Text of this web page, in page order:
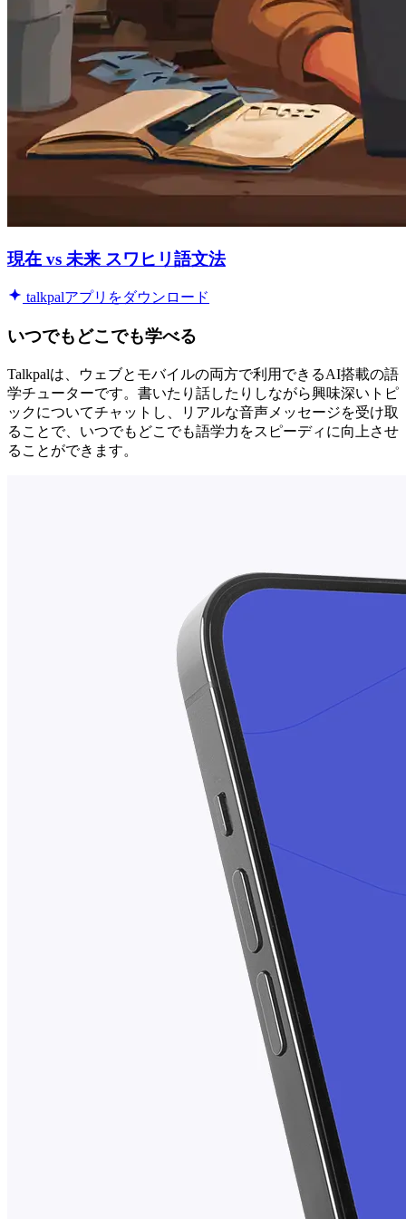
現在 vs 未来 スワヒリ語文法
talkpalアプリをダウンロード
いつでもどこでも学べる
Talkpalは、ウェブとモバイルの両方で利用できるAI搭載の語
学チューターです。書いたり話したりしながら興味深いトピ
ックについてチャットし、リアルな音声メッセージを受け取
ることで、いつでもどこでも語学力をスピーディに向上させ
ることができます。